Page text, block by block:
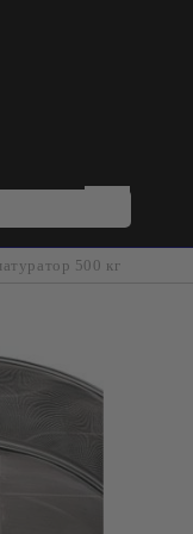
500 кг